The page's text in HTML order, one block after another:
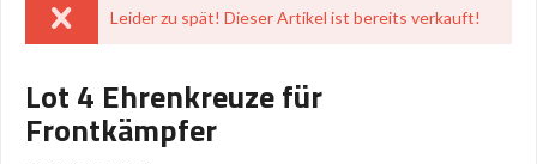
Leider zu spät! Dieser Artikel ist bereits verkauft!
Lot 4 Ehrenkreuze für
Frontkämpfer